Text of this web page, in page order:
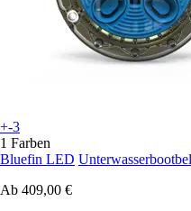
+-3
1 Farben
Bluefin LED
Ab 409,00 €